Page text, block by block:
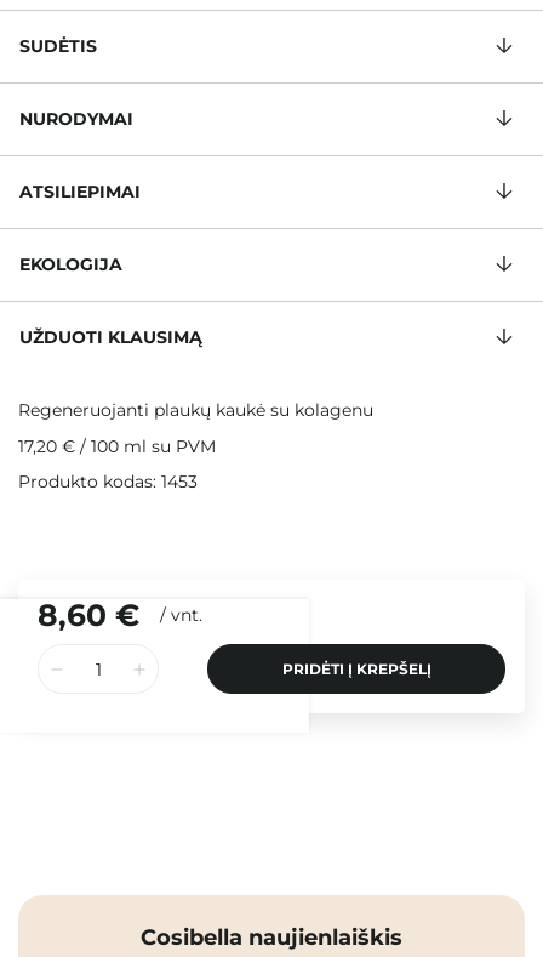
8,60 € / vnt.
PRIDĖTI Į KREPŠELĮ
SUDĖTIS
NURODYMAI
ATSILIEPIMAI
EKOLOGIJA
UŽDUOTI KLAUSIMĄ
Regeneruojanti plaukų kaukė su kolagenu
17,20 € / 100 ml su PVM
Produkto kodas: 1453
Cosibella naujienlaiškis